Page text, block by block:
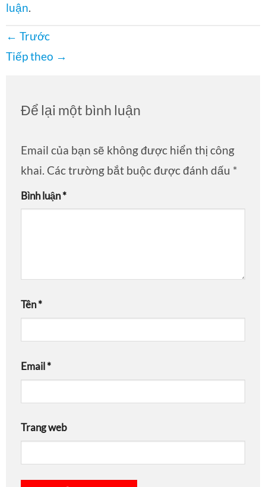
luận.
← Trước
Tiếp theo →
Để lại một bình luận
Email của bạn sẽ không được hiển thị công
khai. Các trường bắt buộc được đánh dấu *
Bình luận*
Tên*
Email*
Trang web